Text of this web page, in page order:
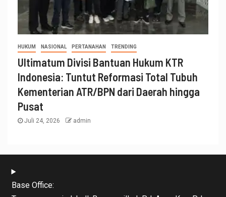
HUKUM NASIONAL PERTANAHAN TRENDING
Ultimatum Divisi Bantuan Hukum KTR
Indonesia: Tuntut Reformasi Total Tubuh
Kementerian ATR/BPN dari Daerah hingga
Pusat
Juli 24, 2026 admin
Base Office: